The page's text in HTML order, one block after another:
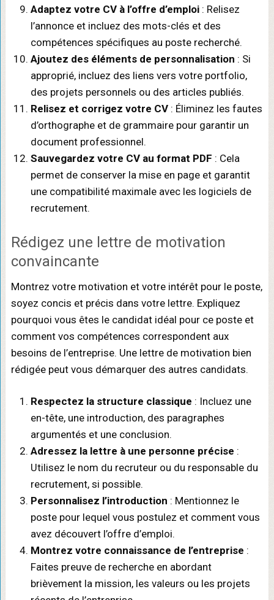
Adaptez votre CV à l’offre d’emploi: Relisez
l’annonce et incluez des mots-clés et des
compétences spécifiques au poste recherché.
Ajoutez des éléments de personnalisation : Si
approprié, incluez des liens vers votre portfolio,
des projets personnels ou des articles publiés.
Relisez et corrigez votre CV: Éliminez les fautes
d’orthographe et de grammaire pour garantir un
document professionnel.
Sauvegardez votre CV au format PDF : Cela
permet de conserver la mise en page et garantit
une compatibilité maximale avec les logiciels de
recrutement.
Rédigez une lettre de motivation
convaincante
Montrez votre motivation et votre intérêt pour le poste,
soyez concis et précis dans votre lettre. Expliquez
pourquoi vous êtes le candidat idéal pour ce poste et
comment vos compétences correspondent aux
besoins de l’entreprise. Une lettre de motivation bien
rédigée peut vous démarquer des autres candidats.
Respectez la structure classique : Incluez une
en-tête, une introduction, des paragraphes
argumentés et une conclusion.
Adressez la lettre à une personne précise :
Utilisez le nom du recruteur ou du responsable du
recrutement, si possible.
Personnalisez l’introduction : Mentionnez le
poste pour lequel vous postulez et comment vous
avez découvert l’offre d’emploi.
Montrez votre connaissance de l’entreprise :
Faites preuve de recherche en abordant
brièvement la mission, les valeurs ou les projets